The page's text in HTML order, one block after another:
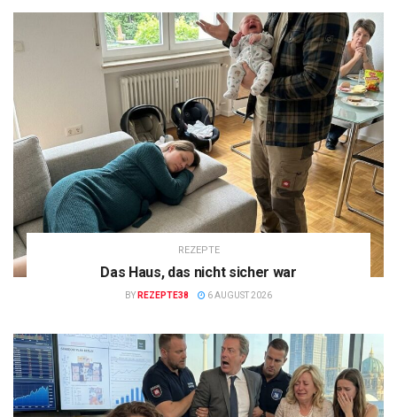
REZEPTE
Das Haus, das nicht sicher war
BY REZEPTE38 6 AUGUST 2026